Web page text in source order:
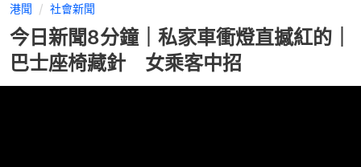
港聞 社會新聞
今日新聞8分鐘｜私家車衝燈直撼紅的｜
巴士座椅藏針 女乘客中招